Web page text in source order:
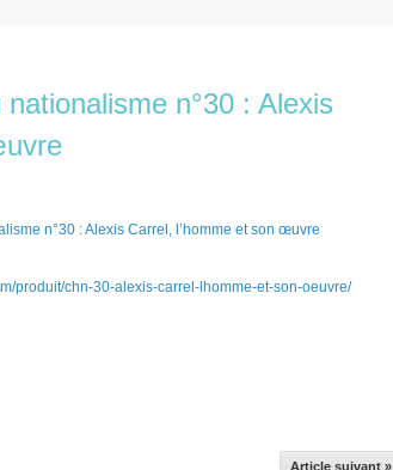
n°30 : Alexis
produit/chn-30-alexis-carrel-lhomme-et-son-oeuvre/
Article suivant »